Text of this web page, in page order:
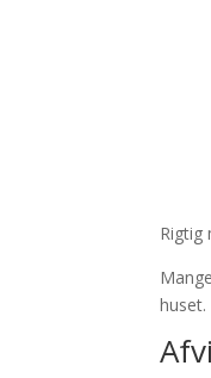
Rigtig